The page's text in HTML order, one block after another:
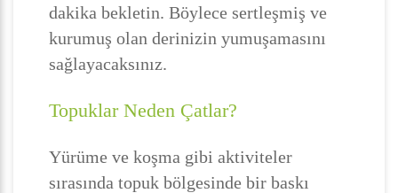
dakika bekletin. Böylece sertleşmiş ve
kurumuş olan derinizin yumuşamasını
sağlayacaksınız.
Topuklar Neden Çatlar?
Yürüme ve koşma gibi aktiviteler
sırasında topuk bölgesinde bir baskı